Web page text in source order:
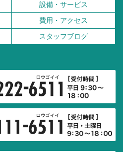
設備・サービス
費用・アクセス
スタッフブログ